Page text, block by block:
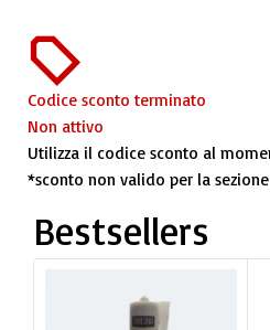
Codice sconto terminato
Non attivo
Utilizza il codice sconto al
*sconto non valido per la
Bestsellers